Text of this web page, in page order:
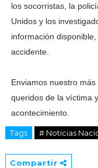
los socorristas, la
Unidos y los
información
accidente.
Enviamos nuestro
queridos de la víctima
acontecimiento.
Tags # Noticias
Compartir